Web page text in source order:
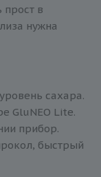
в
нужна
сахара.
GluNEO Lite.
прибор.
быстрый